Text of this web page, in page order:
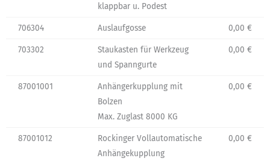
klappbar u. Podest
706304 Auslaufgosse 0,00 €
703302
Staukasten für Werkzeug
und Spanngurte
0,00 €
87001001
Anhängerkupplung mit
Bolzen
Max. Zuglast 8000 KG
0,00 €
87001012
Rockinger Vollautomatische
Anhängekupplung
0,00 €